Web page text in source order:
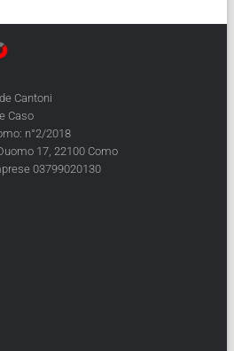
Cantoni
Caso
n°2/2018
17, 22100 Como
03799020130